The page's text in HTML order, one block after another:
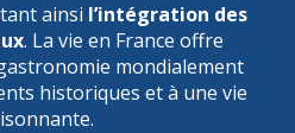
ainsi l’intégration des
. La vie en France offre
mondialement
historiques et à une vie